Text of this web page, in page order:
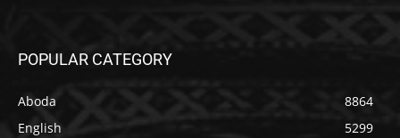
POPULAR CATEGORY
Aboda
8864
English
5299